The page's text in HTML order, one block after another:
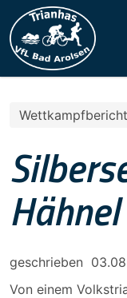
geschrieben
Von einem